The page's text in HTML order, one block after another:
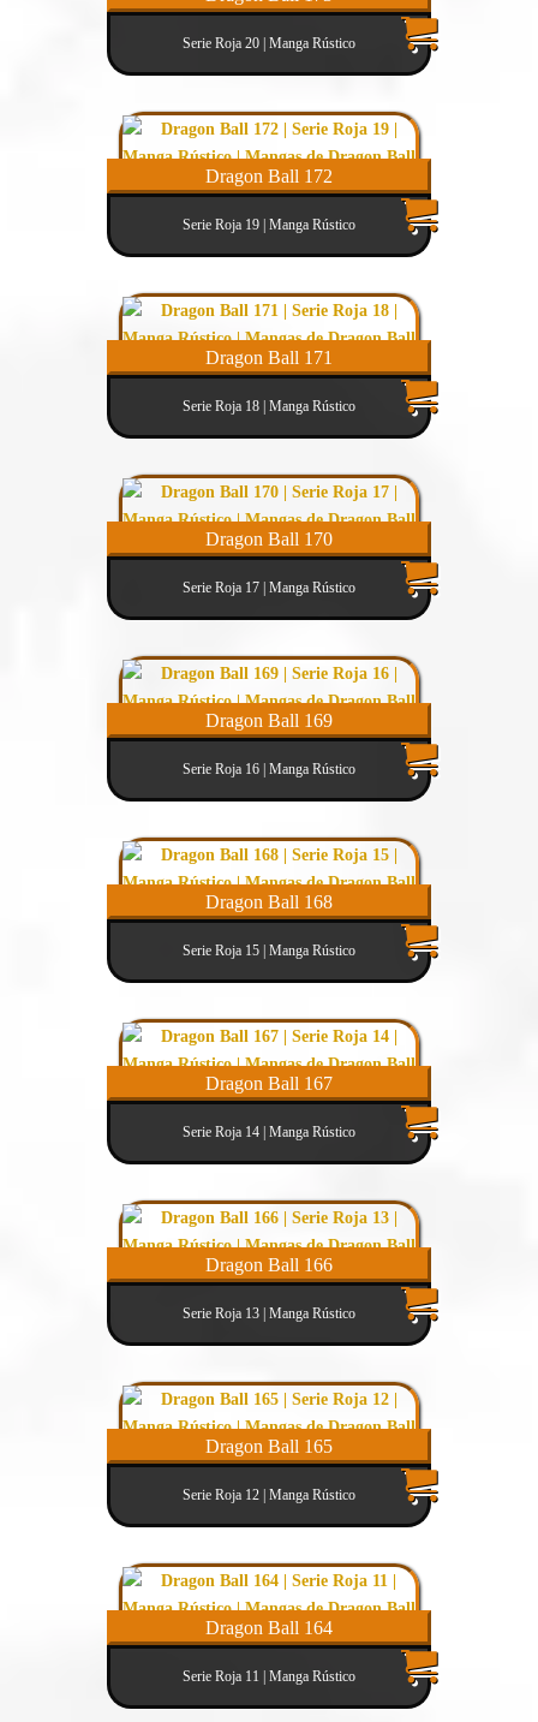
Serie Roja 20 | Manga Rústico
Dragon Ball 172
Serie Roja 19 | Manga Rústico
Dragon Ball 171
Serie Roja 18 | Manga Rústico
Dragon Ball 170
Serie Roja 17 | Manga Rústico
Dragon Ball 169
Serie Roja 16 | Manga Rústico
Dragon Ball 168
Serie Roja 15 | Manga Rústico
Dragon Ball 167
Serie Roja 14 | Manga Rústico
Dragon Ball 166
Serie Roja 13 | Manga Rústico
Dragon Ball 165
Serie Roja 12 | Manga Rústico
Dragon Ball 164
Serie Roja 11 | Manga Rústico